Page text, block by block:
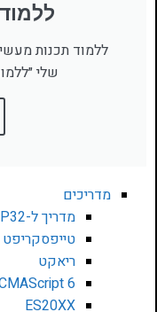
ללמוד תכנות
שלי
מדריכים
מדריך ל-ESP32 לילדים ולהורים מאפס
טייפסקריפט
ריאקט
6
ES20XX